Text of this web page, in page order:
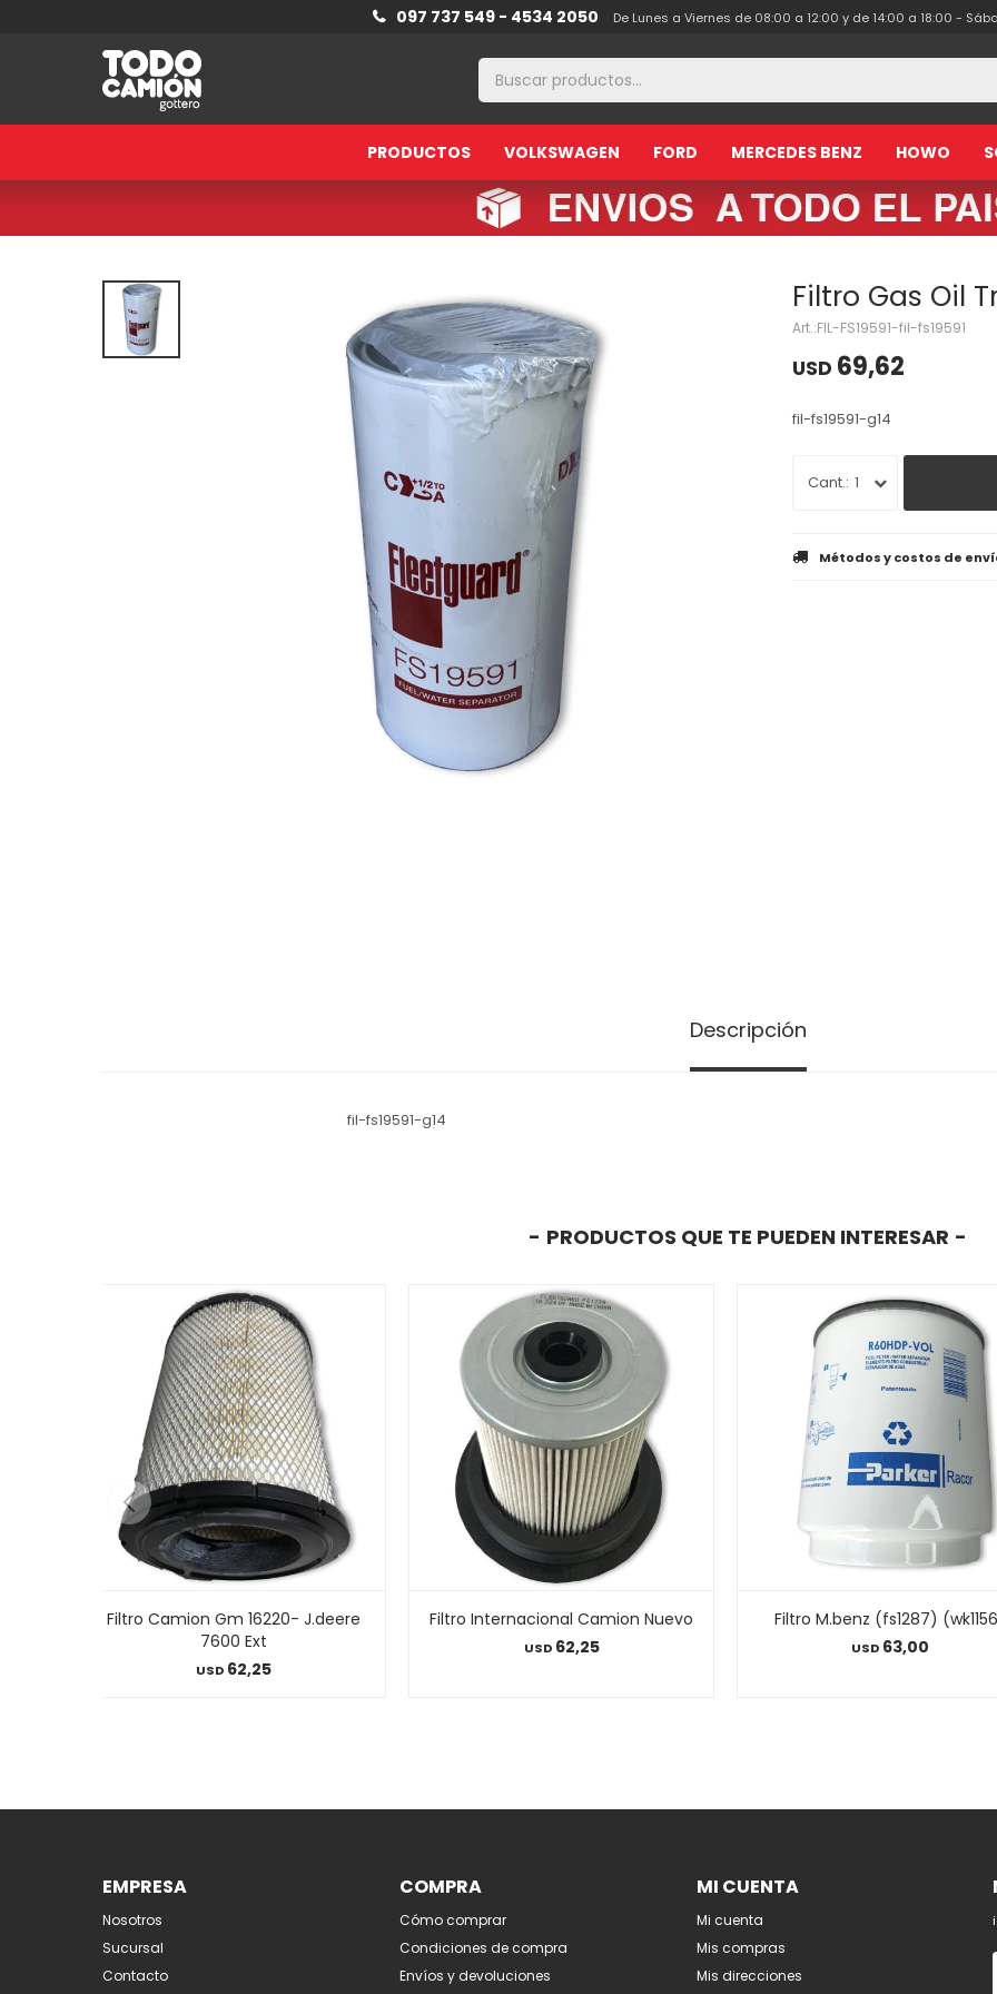
PRODUCTOS VOLKSWAGEN FORD MERCEDES BENZ HOWO
097 737 549 - 4534 2050 De Lunes a Viernes de 08:00 a 12:00 y de 14:00 a 18:00 -
Filtro Gas Oil
FIL-FS19591-fil-fs19591
USD 69,62
fil-fs19591-g14
1
Métodos y costos de
Descripción
fil-fs19591-g14
PRODUCTOS QUE TE PUEDEN INTERESAR
Filtro Camion Gm 16220- J.deere
7600 Ext
USD 62,25
Filtro Internacional Camion Nuevo
USD 62,25
Filtro M.benz (fs1287)
USD 63,00
EMPRESA
Nosotros
Sucursal
Contacto
COMPRA
Cómo comprar
Condiciones de compra
Envíos y devoluciones
MI CUENTA
Mi cuenta
Mis compras
Mis direcciones